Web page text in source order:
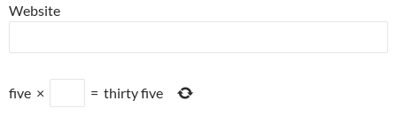
Website
five × = thirty five